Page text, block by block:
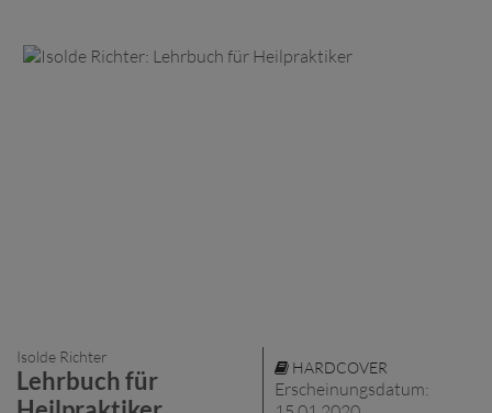
Isolde Richter
Lehrbuch für
HARDCOVER
Erscheinungsdatum: